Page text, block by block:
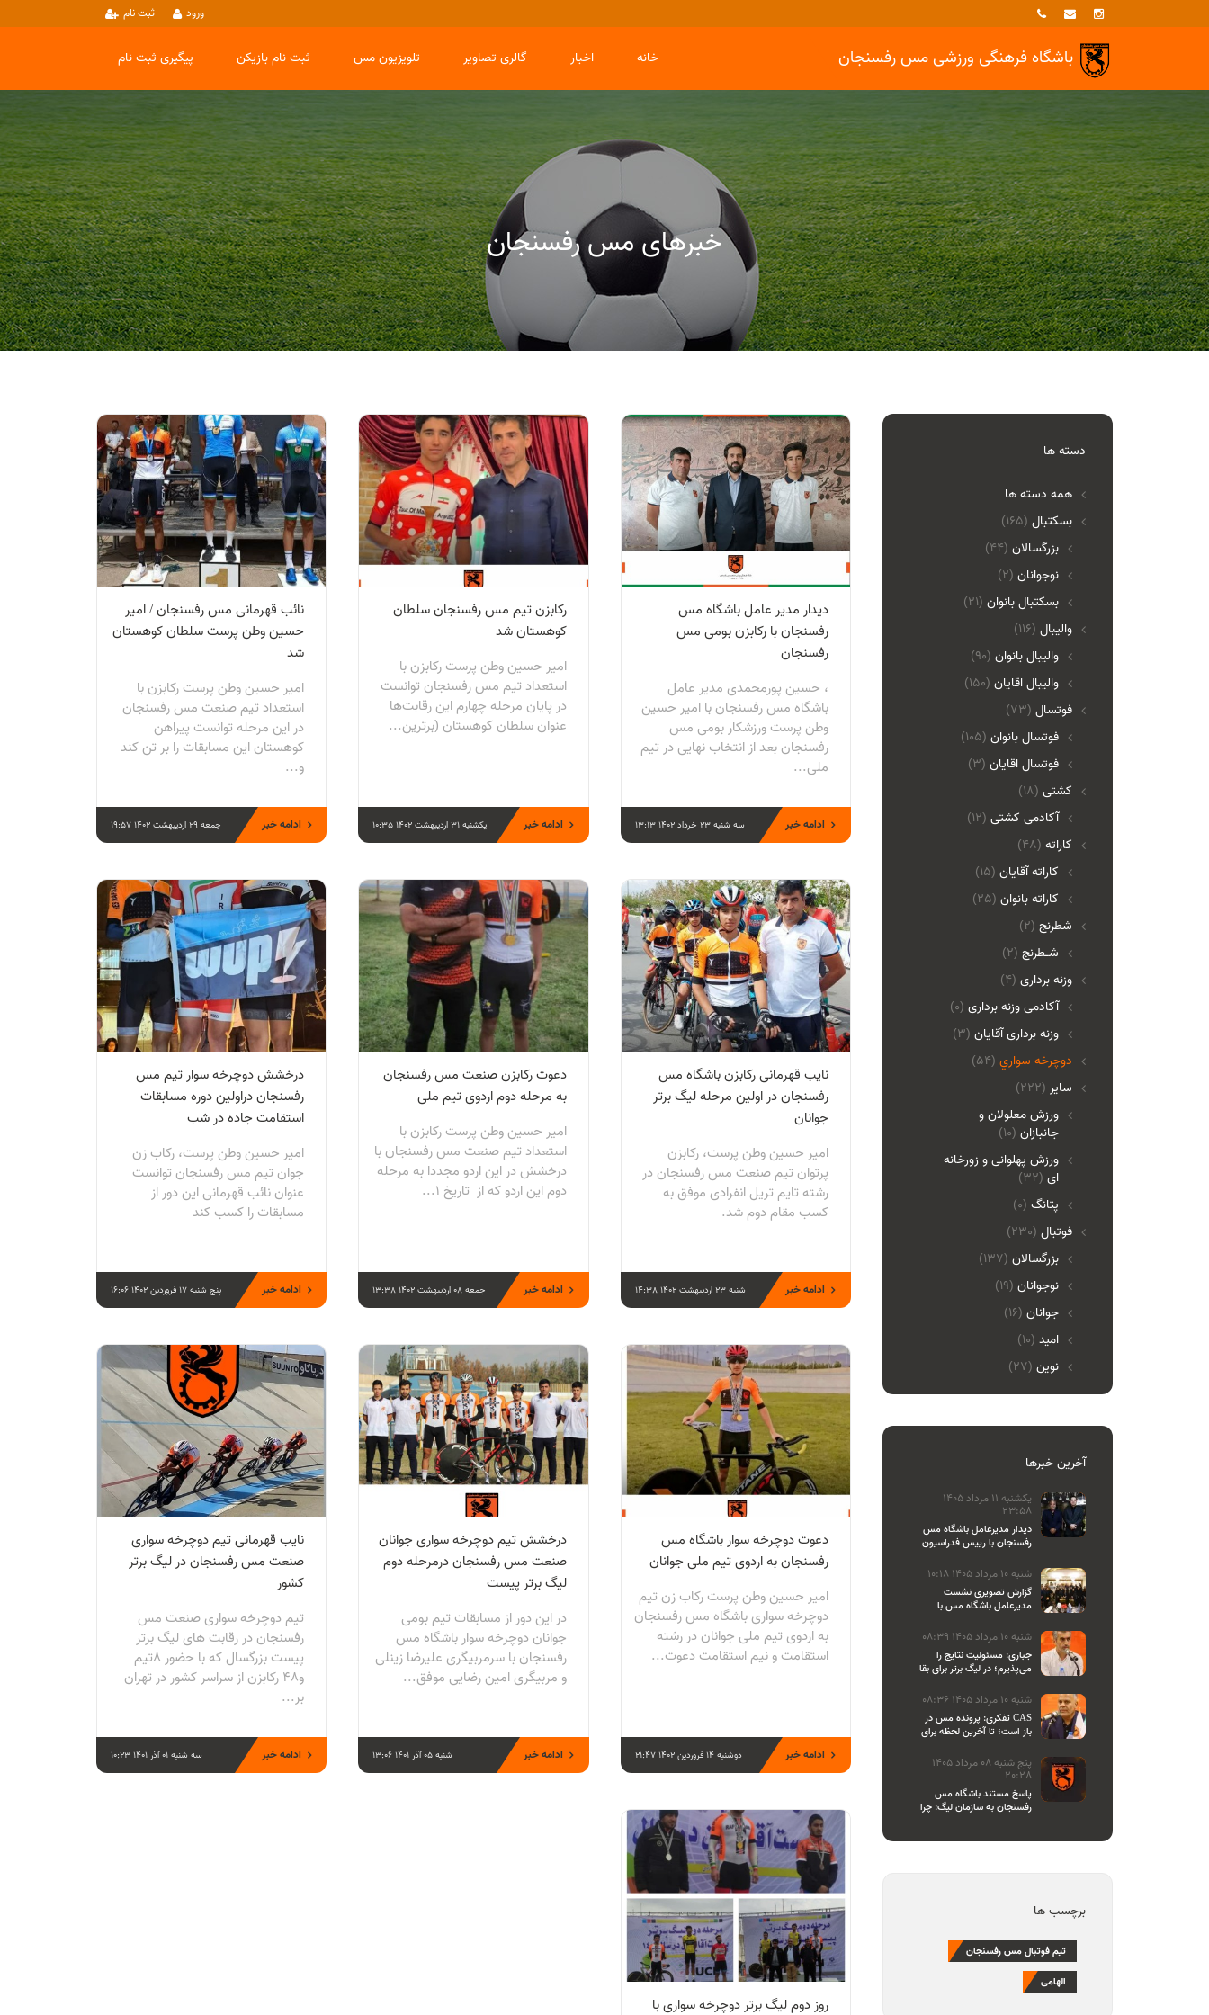
ثبت نام ورود
باشگاه فرهنگی ورزشیمس رفسنجان پیگیری ثبت نام ثبت نام بازیکن تلویزیون مس گالری تصاویر اخبار خانه
خبرهای مس رفسنجان
خبرها دوچرخه سواري
دیدار مدیر عامل باشگاه مس
رفسنجان با رکابزن بومی مس
رفسنجان
، حسین پورمحمدی مدیر عامل
باشگاه مس رفسنجان با امیر حسین
وطن پرست ورزشکار بومی مس
رفسنجان بعد از انتخاب نهایی در تیم
ملی...
سه شنبه 23 خرداد 1402 13:13 ادامه خبر
رکابزن تیم مس رفسنجان سلطان
کوهستان شد
امیر حسین وطن پرست رکابزن با
استعداد تیم مس رفسنجان توانست
در پایان مرحله چهارم این رقابت‌ها
عنوان سلطان کوهستان (برترین...
یکشنبه 31 اردیبهشت 1402 10:35 ادامه خبر
نائب قهرمانی مس رفسنجان / امیر
حسین وطن پرست سلطان کوهستان
شد
امیر حسین وطن پرست رکابزن با
استعداد تیم صنعت مس رفسنجان
در این مرحله توانست پیراهن
کوهستان این مسابقات را بر تن کند
و...
جمعه 29 اردیبهشت 1402 19:57 ادامه خبر
نایب قهرمانی رکابزن باشگاه مس
رفسنجان در اولین مرحله لیگ برتر
جوانان
امیر حسین وطن پرست، رکابزن
پرتوان تیم صنعت مس رفسنجان در
رشته تایم تریل انفرادی موفق به
کسب مقام دوم شد.
شنبه 23 اردیبهشت 1402 14:38 ادامه خبر
دعوت رکابزن صنعت مس رفسنجان
به مرحله دوم اردوی تیم ملی
امیر حسین وطن پرست رکابزن با
استعداد تیم صنعت مس رفسنجان با
درخشش در این اردو مجددا به مرحله
دوم این اردو که از تاریخ ۱...
جمعه 08 اردیبهشت 1402 13:38 ادامه خبر
درخشش دوچرخه سوار تیم مس
رفسنجان دراولین دوره مسابقات
استقامت جاده در شب
امیر حسین وطن پرست، رکاب زن
جوان تیم مس رفسنجان توانست
عنوان نائب قهرمانی این دور از
مسابقات را کسب کند
پنج شنبه 17 فروردین 1402 16:06 ادامه خبر
دعوت دوچرخه سوار باشگاه مس
رفسنجان به اردوی تیم ملی جوانان
امیر حسین وطن پرست رکاب زن تیم
دوچرخه سواری باشگاه مس رفسنجان
به اردوی تیم ملی جوانان در رشته
استقامت و نیم استقامت دعوت...
دوشنبه 14 فروردین 1402 21:47 ادامه خبر
درخشش تیم دوچرخه سواری جوانان
صنعت مس رفسنجان درمرحله دوم
لیگ برتر پیست
در این دور از مسابقات تیم بومی
جوانان دوچرخه سوار باشگاه مس
رفسنجان با سرمربیگری علیرضا زینلی
و مربیگری امین رضایی موفق...
شنبه 05 آذر 1401 13:06 ادامه خبر
نایب قهرمانی تیم دوچرخه سواری
صنعت مس رفسنجان در لیگ برتر
کشور
تیم دوچرخه سواری صنعت مس
رفسنجان در رقابت های لیگ برتر
پیست بزرگسال که با حضور 8تیم
و48 رکابزن از سراسر کشور در تهران
بر...
سه شنبه 01 آذر 1401 10:23 ادامه خبر
روز دوم لیگ برتر دوچرخه سواری با
دسته ها
همه دسته ها
(165) بسکتبال
بزرگسالان (44)
نوجوانان (2)
بسکتبال بانوان (21)
(116) والیبال
واليبال بانوان (90)
واليبال اقايان (150)
(73) فوتسال
فوتسال بانوان (105)
فوتسال اقايان (3)
(18) کشتی
آکادمی کشتی (12)
(48) کاراته
کاراته آقایان (15)
کاراته بانوان (25)
(2) شطرنج
شـطرنج (2)
(4) وزنه برداری
آکادمی وزنه برداری (0)
وزنه برداری آقایان (3)
(54) دوچرخه سواري
(222) ساير
ورزش معلولان و
جانبازان (10)
ورزش پهلوانی و زورخانه
ای (32)
پتانگ (0)
(230) فوتبال
بزرگسالان (137)
نوجوانان (19)
جوانان (16)
امید (10)
نوین (27)
آخرین خبرها
یکشنبه 11 مرداد 1405
23:58
دیدار مدیرعامل باشگاه مس
رفسنجان با رییس فدراسیون
شنبه 10 مرداد 1405 10:18
گزارش تصویری نشست
مدیرعامل باشگاه مس با
شنبه 10 مرداد 1405 08:39
جباری: مسئولیت نتایج را
می‌پذیرم؛ در لیگ برتر برای بقا
می‌جنگیم
شنبه 10 مرداد 1405 08:36
تفکری: پرونده مس در CAS
باز است؛ تا آخرین لحظه برای
پنج شنبه 08 مرداد 1405
20:28
پاسخ مستند باشگاه مس
رفسنجان به سازمان لیگ: چرا
برچسب ها
تیم فوتبال مس رفسنجان
الهامی